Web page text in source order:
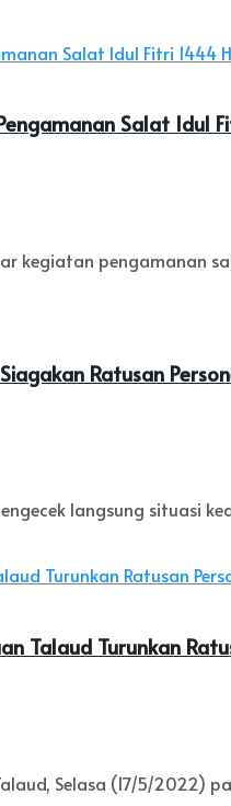
Salat Idul
kegiatan pengamanan
Ratusan
langsung situasi
Talaud Turunkan
Selasa (17/5/2022)